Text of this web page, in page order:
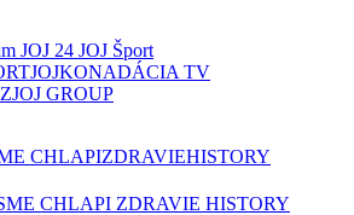
JOJ 24 JOJ Šport
JOJKONADÁCIA TV
JOJ GROUP
CHLAPIZDRAVIEHISTORY
CHLAPI ZDRAVIE HISTORY